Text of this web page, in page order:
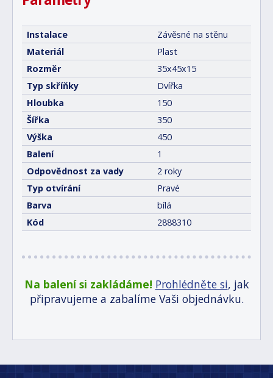
Instalace
Závěsné na stěnu
Materiál
Plast
Rozměr
35x45x15
Typ skříňky
Dvířka
Hloubka
150
Šířka
350
Výška
450
Balení
1
Odpovědnost za vady
2 roky
Typ otvírání
Pravé
Barva
bílá
Kód
2888310
Na balení si zakládáme! Prohlédněte si, jak
připravujeme a zabalíme Vaši objednávku.